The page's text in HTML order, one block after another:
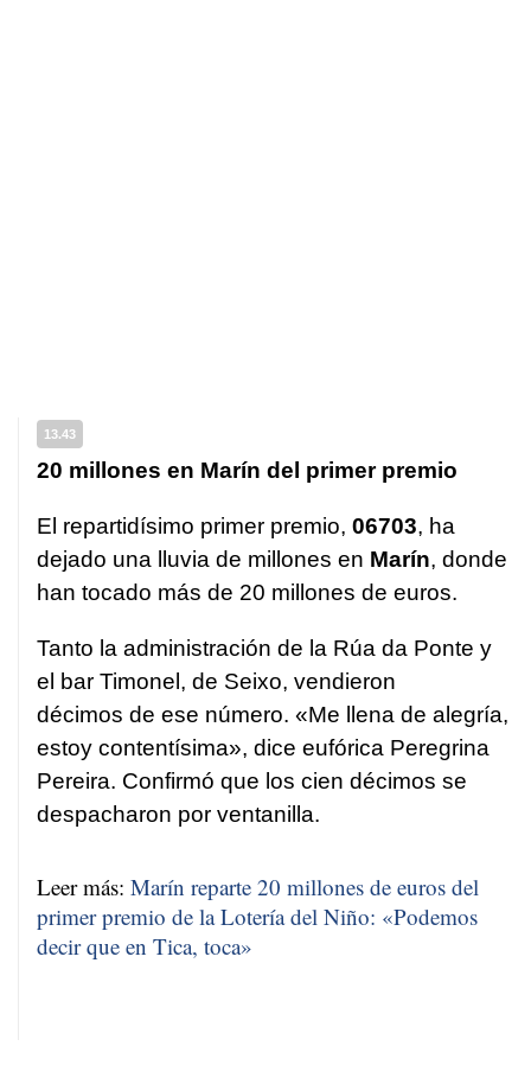
13.43
20 millones en Marín del primer premio
El repartidísimo primer premio, 06703, ha
dejado una lluvia de millones en Marín, donde
han tocado más de 20 millones de euros.
Tanto la administración de la Rúa da Ponte y
el bar Timonel, de Seixo, vendieron
décimos de ese número. «Me llena de alegría,
estoy contentísima», dice eufórica Peregrina
Pereira. Confirmó que los cien décimos se
despacharon por ventanilla.
Leer más: Marín reparte 20 millones de euros del
primer premio de la Lotería del Niño: «Podemos
decir que en Tica, toca»